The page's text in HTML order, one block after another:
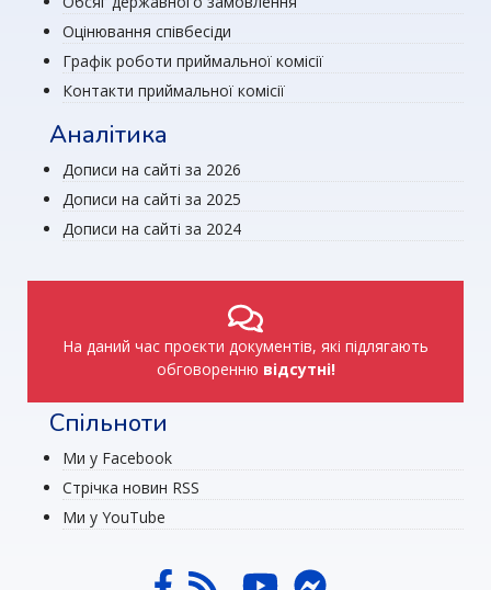
Оцінювання співбесіди
Графік роботи приймальної комісії
Контакти приймальної комісії
Аналітика
Дописи на сайті за 2026
Дописи на сайті за 2025
Дописи на сайті за 2024
На даний час проєкти документів, які підлягають
обговоренню відсутні!
Спільноти
Ми у Facebook
Стрічка новин RSS
Ми у YouTube